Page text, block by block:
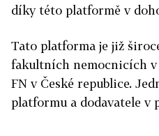
díky této platformě v
Tato platforma je již
fakultních nemocnicích
FN v České republice.
platformu a dodavatele